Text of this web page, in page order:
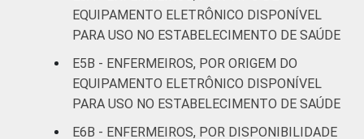
IDENTIFICAÇÃO DE
UNIDADE BÁSICA
DE SAÚDE
UBS 94
Não UBS 80
91
EQUIPAMENTO ELETRÔNICO DISPONÍVEL
PARA USO NO ESTABELECIMENTO DE SAÚDE
E5B - ENFERMEIROS, POR ORIGEM DO
EQUIPAMENTO ELETRÔNICO DISPONÍVEL
PARA USO NO ESTABELECIMENTO DE SAÚDE
E6B - ENFERMEIROS, POR DISPONIBILIDADE